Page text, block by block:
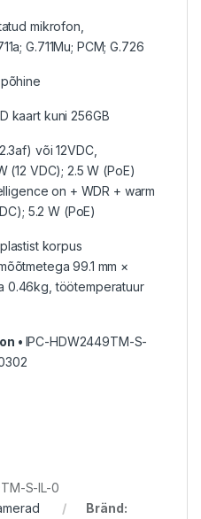
mikrofon,
G.711Mu; PCM; G.726
kaart kuni 256GB
või 12VDC,
(12 VDC); 2.5 W (PoE)
on + WDR + warm
5.2 W (PoE)
korpus
99.1 mm ×
0.46kg, töötemperatuur
• IPC-HDW2449TM-S-
S-IL-0
Bränd: